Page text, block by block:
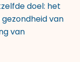
doel: het
van
van